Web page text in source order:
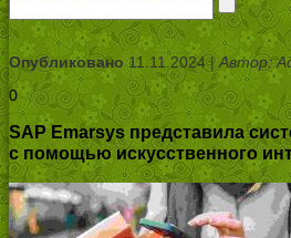
Опубликовано11.11.2024 |Автор:
0
SAP Emarsys представила
с помощью искусственного